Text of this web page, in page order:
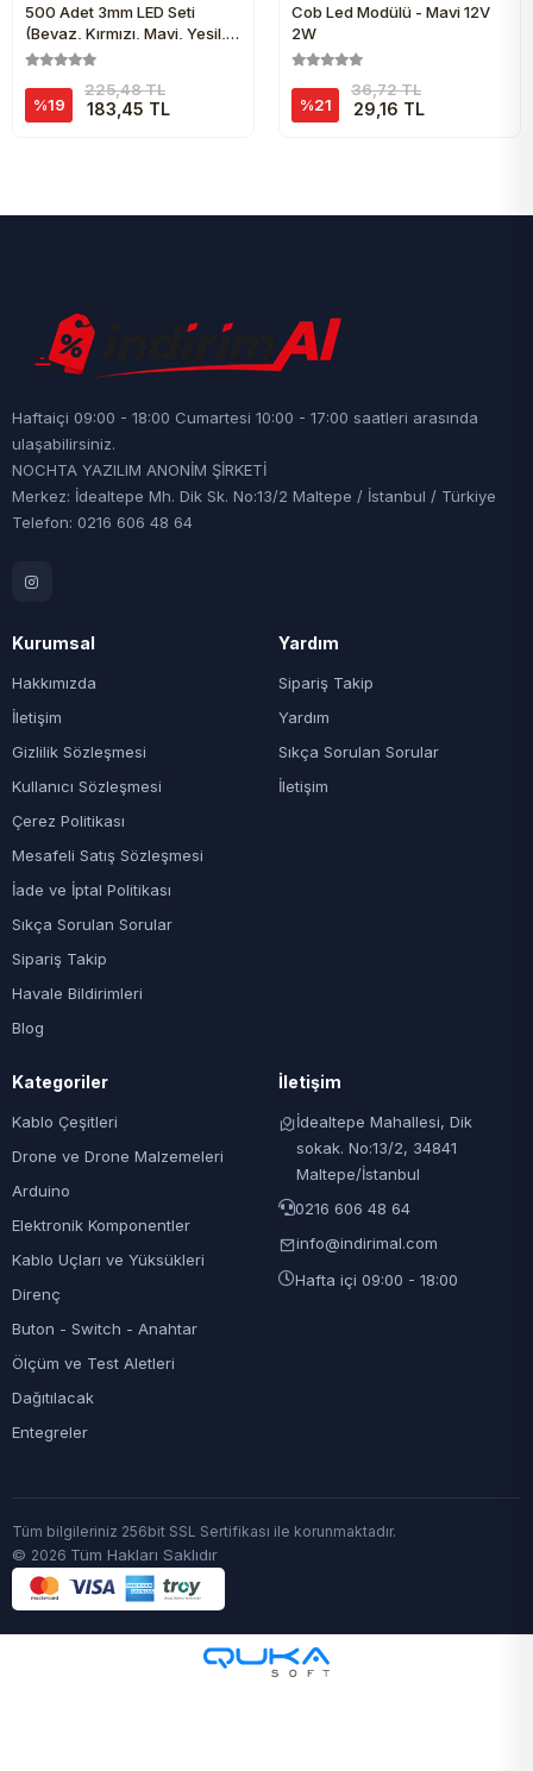
500 Adet 3mm LED Seti
(Beyaz, Kırmızı, Mavi, Yeşil,
Sarı) Plastik Kutu İçinde
%19
225,48 TL
183,45 TL
Cob Led Modülü - Mavi 12V
2W
%21
36,72 TL
29,16 TL
Haftaiçi 09:00 - 18:00 Cumartesi 10:00 - 17:00 saatleri arasında
ulaşabilirsiniz.
NOCHTA YAZILIM ANONİM ŞİRKETİ
Merkez: İdealtepe Mh. Dik Sk. No:13/2 Maltepe / İstanbul / Türkiye
Telefon: 0216 606 48 64
Kurumsal
Hakkımızda
İletişim
Gizlilik Sözleşmesi
Kullanıcı Sözleşmesi
Çerez Politikası
Mesafeli Satış Sözleşmesi
İade ve İptal Politikası
Sıkça Sorulan Sorular
Sipariş Takip
Havale Bildirimleri
Blog
Yardım
Sipariş Takip
Yardım
Sıkça Sorulan Sorular
İletişim
Kategoriler
Kablo Çeşitleri
Drone ve Drone Malzemeleri
Arduino
Elektronik Komponentler
Kablo Uçları ve Yüksükleri
Direnç
Buton - Switch - Anahtar
Ölçüm ve Test Aletleri
Dağıtılacak
Entegreler
İletişim
İdealtepe Mahallesi, Dik
sokak. No:13/2, 34841
Maltepe/İstanbul
0216 606 48 64
info@indirimal.com
Hafta içi 09:00 - 18:00
Tüm bilgileriniz 256bit SSL Sertifikası ile korunmaktadır.
© 2026 Tüm Hakları Saklıdır